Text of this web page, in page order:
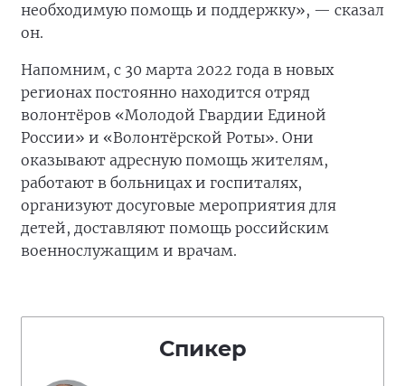
необходимую помощь и поддержку», — сказал
он.
Напомним, с 30 марта 2022 года в новых
регионах постоянно находится отряд
волонтёров «Молодой Гвардии Единой
России» и «Волонтёрской Роты». Они
оказывают адресную помощь жителям,
работают в больницах и госпиталях,
организуют досуговые мероприятия для
детей, доставляют помощь российским
военнослужащим и врачам.
Спикер